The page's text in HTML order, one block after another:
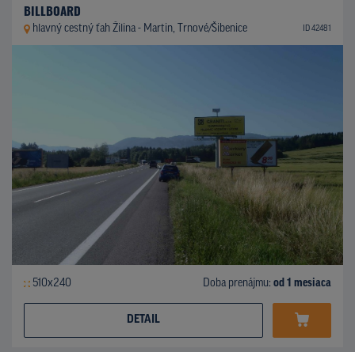
BILLBOARD
hlavný cestný ťah Žilina - Martin, Trnové/Šibenice ID 42481
510x240 Doba prenájmu: od 1 mesiaca
DETAIL